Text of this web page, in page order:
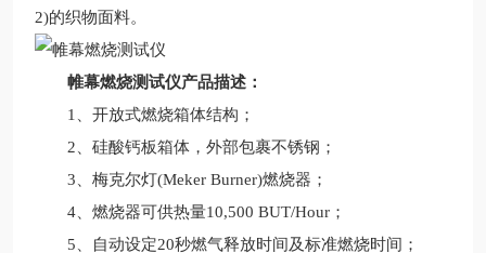
2)的织物面料。
帷幕燃烧测试仪产品描述：
1、开放式燃烧箱体结构；
2、硅酸钙板箱体，外部包裹不锈钢；
3、梅克尔灯(Meker Burner)燃烧器；
4、燃烧器可供热量10,500 BUT/Hour；
5、自动设定20秒燃气释放时间及标准燃烧时间；